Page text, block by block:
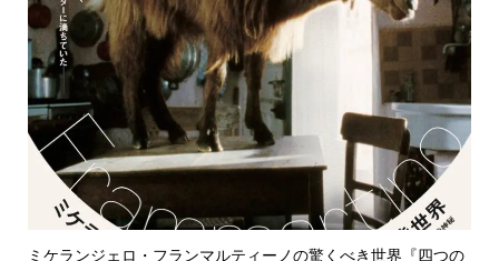
ミケランジェロ・フランマルティーノの驚くべき世界『四つの